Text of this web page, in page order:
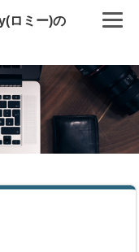
ロミー)の